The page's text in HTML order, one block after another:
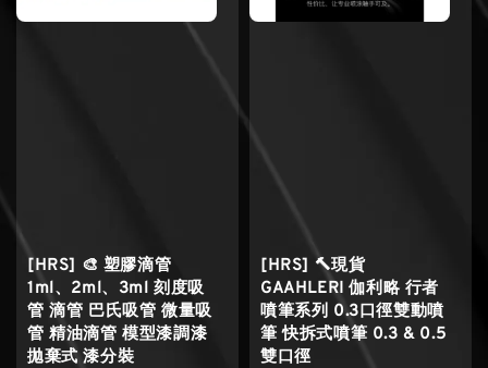
[HRS] 🎨 塑膠滴管
1ml、2ml、3ml 刻度吸
管 滴管 巴氏吸管 微量吸
管 精油滴管 模型漆調漆
拋棄式 漆分裝
[HRS] 🔨現貨
GAAHLERI 伽利略 行者
噴筆系列 0.3口徑雙動噴
筆 快拆式噴筆 0.3 & 0.5
雙口徑